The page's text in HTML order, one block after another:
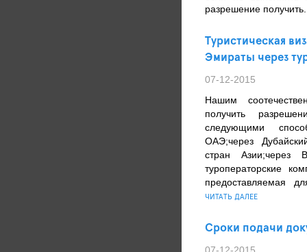
разрешение
Туристическая
Эмираты через
07-12-2015
Нашим
получить
следующими
ОАЭ;через
стран Азии;через
туроператорские
предоставляемая
ЧИТАТЬ ДАЛЕЕ
Сроки подачи